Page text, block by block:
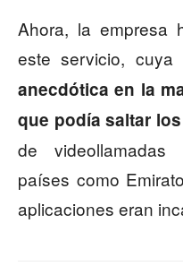
Ahora, la empresa
este servicio, cuya
anecdótica en la
que podía saltar
de videollamadas
países como
aplicaciones eran